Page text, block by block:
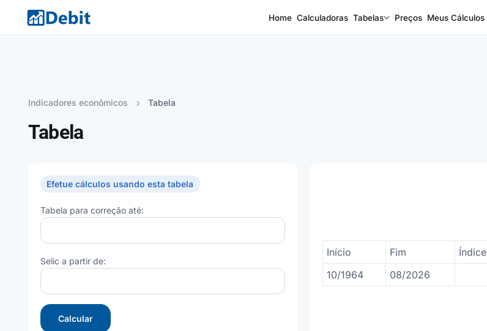
Home Calculadoras Tabelas Preços Meus Cálculos
Indicadores econômicos Tabela
Tabela
Efetue cálculos usando esta tabela
Tabela para correção até:
Selic a partir de:
Calcular
Início Fim
Índice
10/1964
08/2026